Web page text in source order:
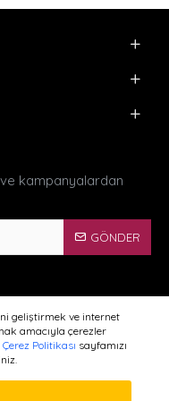
kampanyalardan
GÖNDER
Tüm Hakları Saklıdır
geliştirmek ve internet
amacıyla çerezler
Çerez Politikası sayfamızı